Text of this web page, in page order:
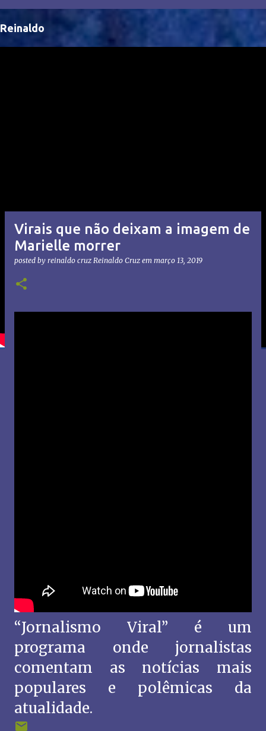
Reinaldo
Virais que não deixam a imagem de
Marielle morrer
posted by reinaldo cruz Reinaldo Cruz em março 13, 2019
“Jornalismo Viral” é um
programa onde jornalistas
comentam as notícias mais
populares e polêmicas da
atualidade.